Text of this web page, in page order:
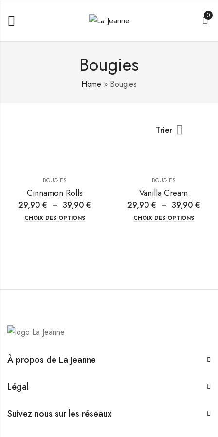
0
Bougies
Home » Bougies
Trier
BOUGIES
Cinnamon Rolls
29,90 € – 39,90 €
CHOIX DES OPTIONS
BOUGIES
Vanilla Cream
29,90 € – 39,90 €
CHOIX DES OPTIONS
À propos de La Jeanne
Légal
Suivez nous sur les réseaux